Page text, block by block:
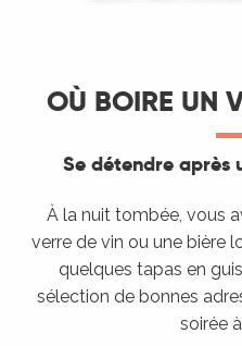
OÙ BOIRE UN
Se détendre après
À la nuit tombée, vous
verre de vin ou une bière
quelques tapas en
sélection de bonnes
soirée à